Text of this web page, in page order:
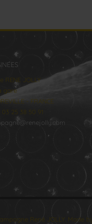
RENE JOLLY
gare
- FRANCE
25 38 50 91
René JOLLY. Made by